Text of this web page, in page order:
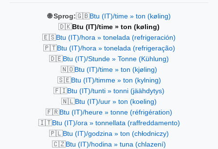
🌐 Sprog:🇬🇧Btu (IT)/time » ton (køling)
🇩🇰Btu (IT)/time » ton (køling)
🇪🇸Btu (IT)/hora » tonelada (refrigeración)
🇵🇹Btu (IT)/hora » tonelada (refrigeração)
🇩🇪Btu (IT)/Stunde » Tonne (Kühlung)
🇳🇴Btu (IT)/time » ton (kjøling)
🇸🇪Btu (IT)/timme » ton (kylning)
🇫🇮Btu (IT)/tunti » tonni (jäähdytys)
🇳🇱Btu (IT)/uur » ton (koeling)
🇫🇷Btu (IT)/heure » tonne (réfrigération)
🇮🇹Btu (IT)/ora » tonnellata (raffreddamento)
🇵🇱Btu (IT)/godzina » ton (chłodniczy)
🇨🇿Btu (IT)/hodina » tuna (chlazení)